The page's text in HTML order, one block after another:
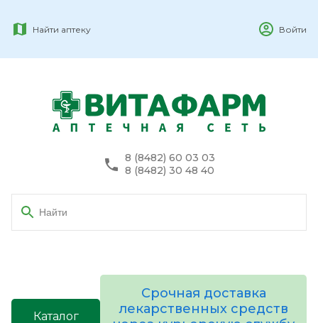
Найти аптеку Войти
8 (8482) 60 03 03
8 (8482) 30 48 40
Каталог
Срочная доставка
лекарственных средств